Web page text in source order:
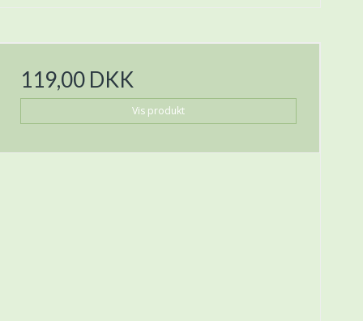
119,00 DKK
Vis produkt